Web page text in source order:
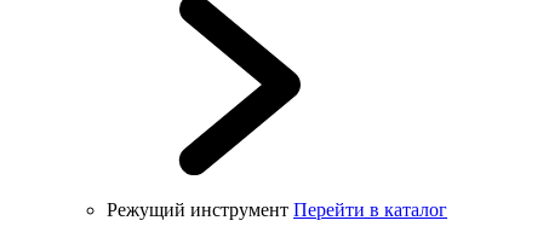
Режущий инструмент Перейти в каталог